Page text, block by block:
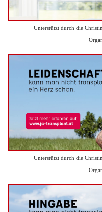
Unterstützt durch die
Unterstützt durch die